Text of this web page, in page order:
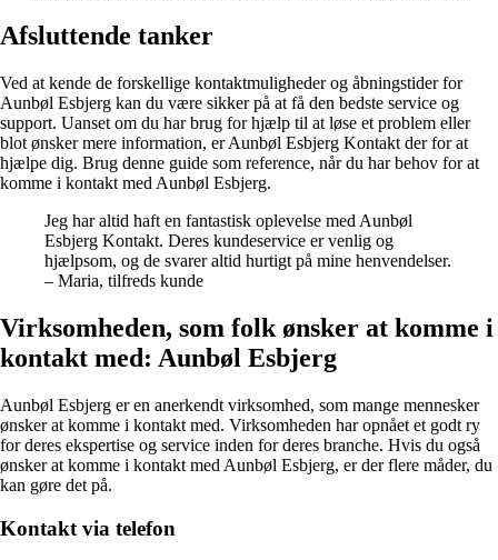
Afsluttende tanker
Ved at kende de forskellige kontaktmuligheder og åbningstider for
Aunbøl Esbjerg kan du være sikker på at få den bedste service og
support. Uanset om du har brug for hjælp til at løse et problem eller
blot ønsker mere information, er Aunbøl Esbjerg Kontakt der for at
hjælpe dig. Brug denne guide som reference, når du har behov for at
komme i kontakt med Aunbøl Esbjerg.
Jeg har altid haft en fantastisk oplevelse med Aunbøl
Esbjerg Kontakt. Deres kundeservice er venlig og
hjælpsom, og de svarer altid hurtigt på mine henvendelser.
– Maria, tilfreds kunde
Virksomheden, som folk ønsker at komme i
kontakt med: Aunbøl Esbjerg
Aunbøl Esbjerg er en anerkendt virksomhed, som mange mennesker
ønsker at komme i kontakt med. Virksomheden har opnået et godt ry
for deres ekspertise og service inden for deres branche. Hvis du også
ønsker at komme i kontakt med Aunbøl Esbjerg, er der flere måder, du
kan gøre det på.
Kontakt via telefon